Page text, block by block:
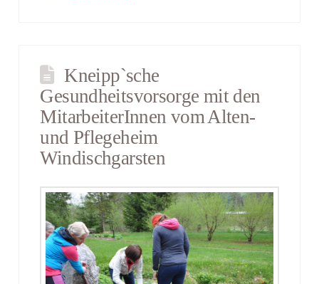
Kneipp`sche
Gesundheitsvorsorge mit den
MitarbeiterInnen vom Alten-
und Pflegeheim
Windischgarsten